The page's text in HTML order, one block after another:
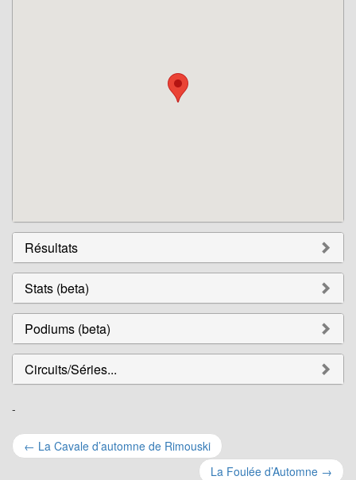
Résultats
Stats (beta)
Podiums (beta)
Circuits/Séries...
-
Navigation
← La Cavale d’automne de Rimouski
La Foulée d’Automne →